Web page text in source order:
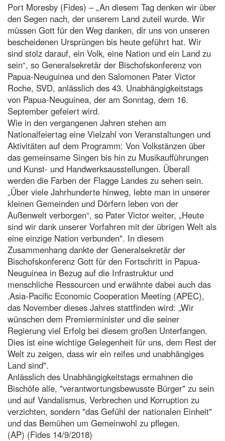
Port Moresby (Fides) – „An diesem Tag denken wir über
den Segen nach, der unserem Land zuteil wurde. Wir
müssen Gott für den Weg danken, dir uns von unseren
bescheidenen Ursprüngen bis heute geführt hat. Wir
sind stolz darauf, ein Volk, eine Nation und ein Land zu
sein“, so Generalsekretär der Bischofskonferenz von
Papua-Neuguinea und den Salomonen Pater Victor
Roche, SVD, anlässlich des 43. Unabhängigkeitstags
von Papua-Neuguinea, der am Sonntag, dem 16.
September gefeiert wird.
Wie in den vergangenen Jahren stehen am
Nationalfeiertag eine Vielzahl von Veranstaltungen und
Aktivitäten auf dem Programm: Von Volkstänzen über
das gemeinsame Singen bis hin zu Musikaufführungen
und Kunst- und Handwerksausstellungen. Überall
werden die Farben der Flagge Landes zu sehen sein.
„Über viele Jahrhunderte hinweg, lebte man in unserer
kleinen Gemeinden und Dörfern leben von der
Außenwelt verborgen“, so Pater Victor weiter, „Heute
sind wir dank unserer Vorfahren mit der übrigen Welt als
eine einzige Nation verbunden". In diesem
Zusammenhang dankte der Generalsekretär der
Bischofskonferenz Gott für den Fortschritt in Papua-
Neuguinea in Bezug auf die Infrastruktur und
menschliche Ressourcen und erwähnte dabei auch das
‚Asia-Pacific Economic Cooperation Meeting (APEC),
das November dieses Jahres stattfinden wird: „Wir
wünschen dem Premierminister und die seiner
Regierung viel Erfolg bei diesem großen Unterfangen.
Dies ist eine wichtige Gelegenheit für uns, dem Rest der
Welt zu zeigen, dass wir ein reifes und unabhängiges
Land sind".
Anlässlich des Unabhängigkeitstags ermahnen die
Bischöfe alle, "verantwortungsbewusste Bürger" zu sein
und auf Vandalismus, Verbrechen und Korruption zu
verzichten, sondern "das Gefühl der nationalen Einheit"
und das Bemühen um Gemeinwohl zu pflegen.
(AP) (Fides 14/9/2018)